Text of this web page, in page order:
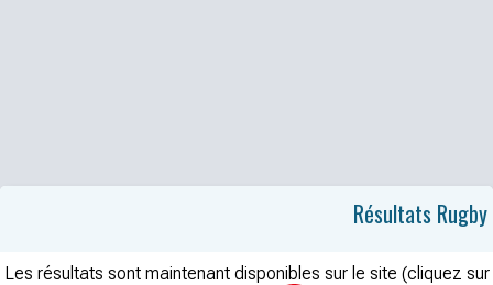
Résultats Rugby
Les résultats sont maintenant disponibles sur le site (cliquez sur